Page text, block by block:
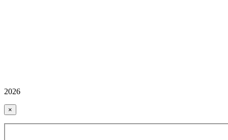
2026
×